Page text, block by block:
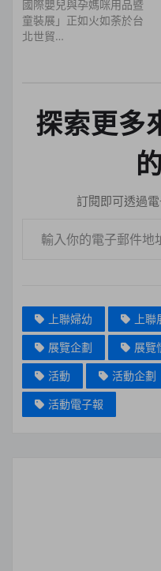
國際嬰兒與孕媽咪用品暨
童裝展」正如火如荼於台
北世貿…
探索更多
訂閱即可透過
上聯婦幼 上
展覽企劃
展覽
活動
活動企劃
活動電子報